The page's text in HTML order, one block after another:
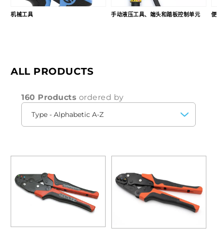
机械工具 手动液压工具、端头和踏板控制单元
ALL PRODUCTS
160 Products ordered by